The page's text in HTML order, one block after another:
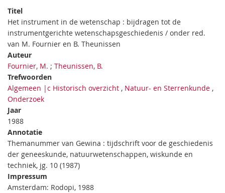
Titel
Het instrument in de wetenschap : bijdragen tot de
instrumentgerichte wetenschapsgeschiedenis / onder red.
van M. Fournier en B. Theunissen
Auteur
Fournier, M. ; Theunissen, B.
Trefwoorden
Algemeen |c Historisch overzicht , Natuur- en Sterrenkunde ,
Onderzoek
Jaar
1988
Annotatie
Themanummer van Gewina : tijdschrift voor de geschiedenis
der geneeskunde, natuurwetenschappen, wiskunde en
techniek, jg. 10 (1987)
Impressum
Amsterdam: Rodopi, 1988